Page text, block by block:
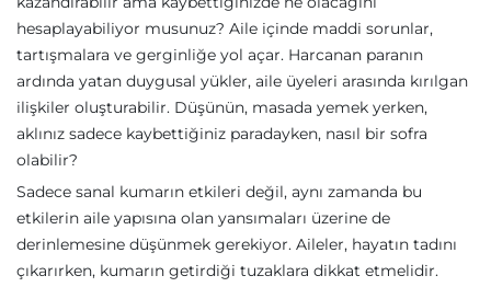
hesaplayabiliyor musunuz? Aile içinde maddi sorunlar,
tartışmalara ve gerginliğe yol açar. Harcanan paranın
ardında yatan duygusal yükler, aile üyeleri arasında kırılgan
ilişkiler oluşturabilir. Düşünün, masada yemek yerken,
aklınız sadece kaybettiğiniz paradayken, nasıl bir sofra
olabilir?
Sadece sanal kumarın etkileri değil, aynı zamanda bu
etkilerin aile yapısına olan yansımaları üzerine de
derinlemesine düşünmek gerekiyor. Aileler, hayatın tadını
çıkarırken, kumarın getirdiği tuzaklara dikkat etmelidir.